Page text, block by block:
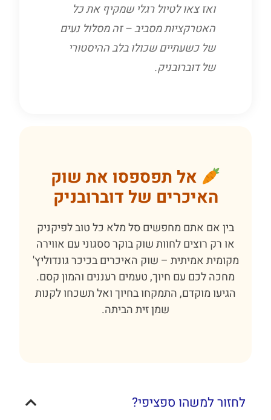
ואז צאו לטיול רגלי שמקיף את כל
האטרקציות מסביב – זה מסלול נעים
של כשעתיים שכולו בלב ההיסטורי
של דוברובניק.
אל תפספסו את שוק
האיכרים של דוברובניק
בין אם אתם מחפשים סל מלא כל טוב לפיקניק
או רק רוצים לחוות שוק בוקר ססגוני עם אווירה
מקומית אמיתית – שוק האיכרים בכיכר גונדוליץ'
מחכה לכם עם חיוך, טעמים רעננים והמון קסם.
הגיעו מוקדם, התמקחו בחיוך ואל תשכחו לקנות
שמן זית הביתה.
לחזור למשהו ספציפי?